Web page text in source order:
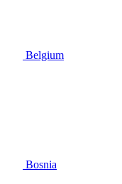
Belgium
Bosnia